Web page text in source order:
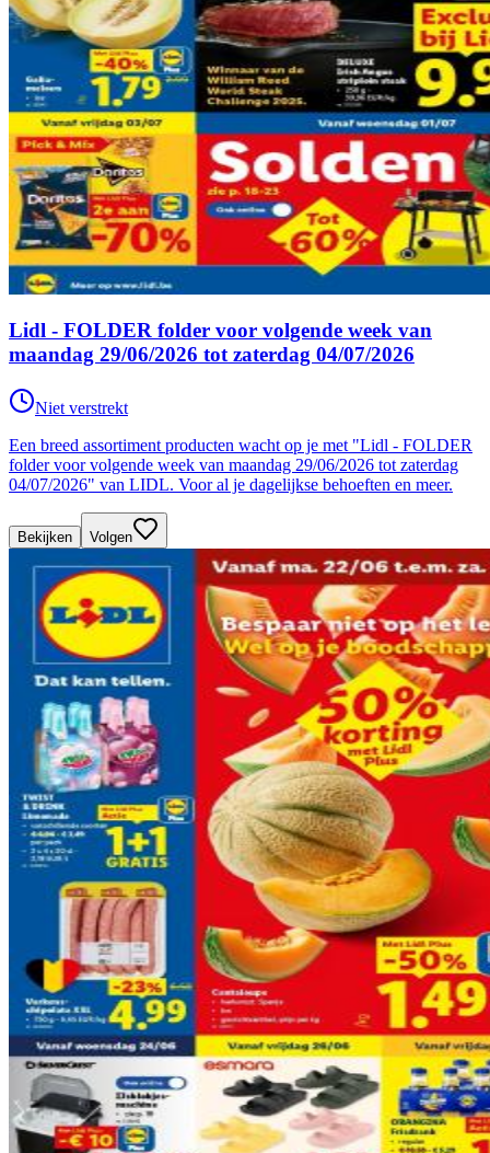
Lidl - FOLDER folder voor volgende week van
maandag 29/06/2026 tot zaterdag 04/07/2026
Niet verstrekt
Een breed assortiment producten wacht op je met "Lidl - FOLDER
folder voor volgende week van maandag 29/06/2026 tot zaterdag
04/07/2026" van LIDL. Voor al je dagelijkse behoeften en meer.
Bekijken Volgen